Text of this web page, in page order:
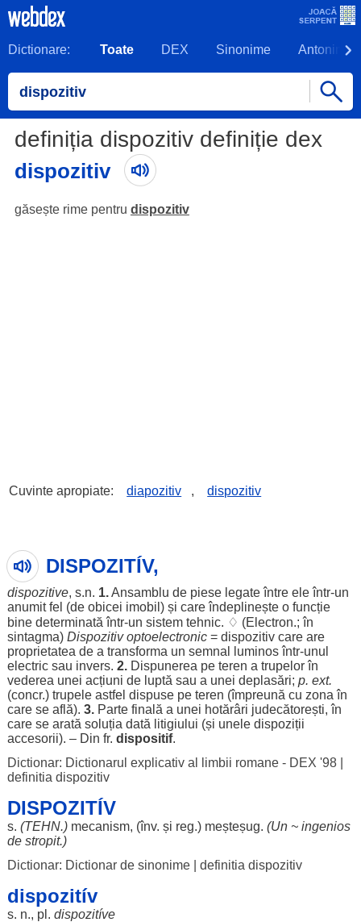
Dictionare: Toate DEX Sinonime Antonime
definiția dispozitiv definiție dex
dispozitiv
găsește rime pentru dispozitiv
Cuvinte apropiate: diapozitiv , dispozitiv
DISPOZITÍV,
dispozitive, s.n. 1.Ansamblu de piese legate între eleîntr-un
anumit fel (de obicei imobil ) și careîndeplineșteo funcție
bine determinată într-un sistem tehnic. ♢ (Electron.; în
sintagma) Dispozitivoptoelectronic= dispozitiv care are
proprietatea de a transforma un semnal luminosîntr-unul
electricsau invers. 2. Dispunerea pe teren a trupelorîn
vederea unei acțiuni de luptă sau a unei deplasări; p. ext.
(concr.) trupele astfel dispusepe teren (împreună cu zona în
care se află). 3. Parte finală a unei hotărâri judecătorești, în
care se arată soluția dată litigiului (și unele dispoziții
accesorii). – Din fr. dispositif.
Dictionar: Dictionarul explicativ al limbii romane - DEX '98|
definitia dispozitiv
DISPOZITÍV
s. (TEHN.) mecanism, (înv. și reg.) meșteșug. (Un ~ ingenios
de stropit.)
Dictionar: Dictionar de sinonime| definitia dispozitiv
dispozitív
s. n., pl. dispozitíve